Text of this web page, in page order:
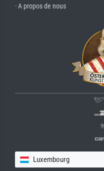
· A propos de nous
Luxembourg